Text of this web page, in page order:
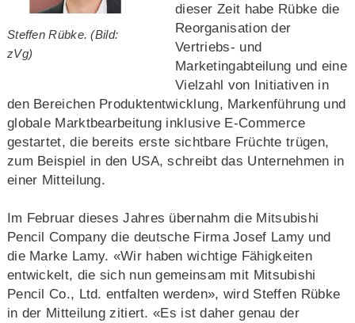
Steffen Rübke. (Bild:
zVg)
dieser Zeit habe Rübke die
Reorganisation der
Vertriebs- und
Marketingabteilung und eine
Vielzahl von Initiativen in
den Bereichen Produktentwicklung, Markenführung und
globale Marktbearbeitung inklusive E-Commerce
gestartet, die bereits erste sichtbare Früchte trügen,
zum Beispiel in den USA, schreibt das Unternehmen in
einer Mitteilung.
Im Februar dieses Jahres übernahm die Mitsubishi
Pencil Company die deutsche Firma Josef Lamy und
die Marke Lamy. «Wir haben wichtige Fähigkeiten
entwickelt, die sich nun gemeinsam mit Mitsubishi
Pencil Co., Ltd. entfalten werden», wird Steffen Rübke
in der Mitteilung zitiert. «Es ist daher genau der